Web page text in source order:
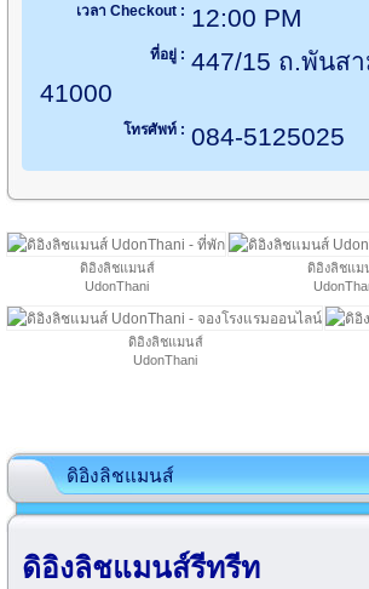
เวลา Checkout : 12:00 PM
ที่อยู่ : 447/15 ถ.พันส
41000
โทรศัพท์ : 084-5125025
ดิอิงลิชแมนส์
UdonThani
ดิอิงลิชแม
ดิอิงลิชแมนส์
UdonThani
ดิอิงลิชแมนส์
ดิอิงลิชแมนส์รีทรีท